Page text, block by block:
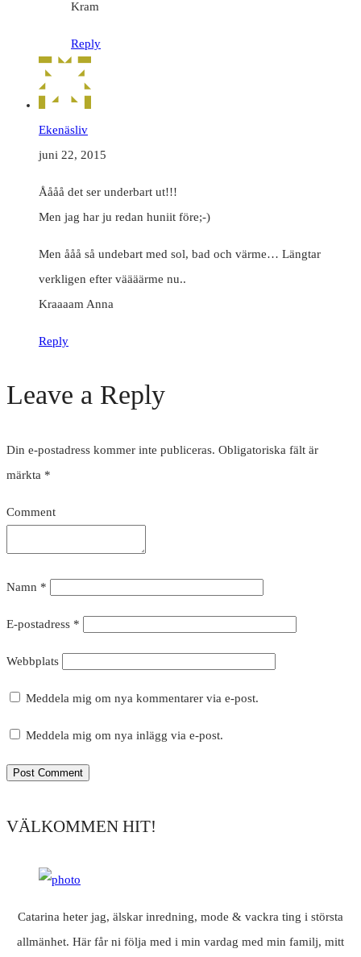
Kram
Reply
Ekenäsliv
juni 22, 2015
Åååå det ser underbart ut!!!
Men jag har ju redan huniit före;-)
Men ååå så undebart med sol, bad och värme… Längtar
verkligen efter väääärme nu..
Kraaaam Anna
Reply
Leave a Reply
Din e-postadress kommer inte publiceras. Obligatoriska fält är
märkta *
Comment
Namn *
E-postadress *
Webbplats
Meddela mig om nya kommentarer via e-post.
Meddela mig om nya inlägg via e-post.
VÄLKOMMEN HIT!
Catarina heter jag, älskar inredning, mode & vackra ting i största
allmänhet. Här får ni följa med i min vardag med min familj, mitt